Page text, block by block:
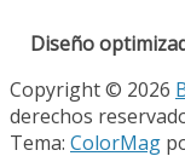
Diseño
Copyright © 2026
derechos
Tema: ColorMag